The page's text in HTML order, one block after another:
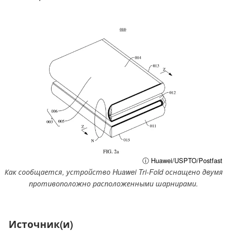
ⓘ Huawei/USPTO/Postfast
Как сообщается, устройство Huawei Tri-Fold оснащено двумя
противоположно расположенными шарнирами.
Источник(и)